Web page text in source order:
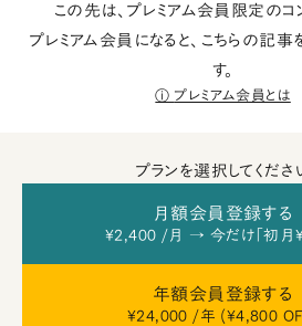
この先は、プレミアム会員限定のコ
プレミアム会員になると、こちらの記
す。
プレミアム会員とは
プランを選択してくださ
月額会員登録する
¥2,400 /月 → 今だけ「初月
年額会員登録する
¥24,000 /年 (¥4,800